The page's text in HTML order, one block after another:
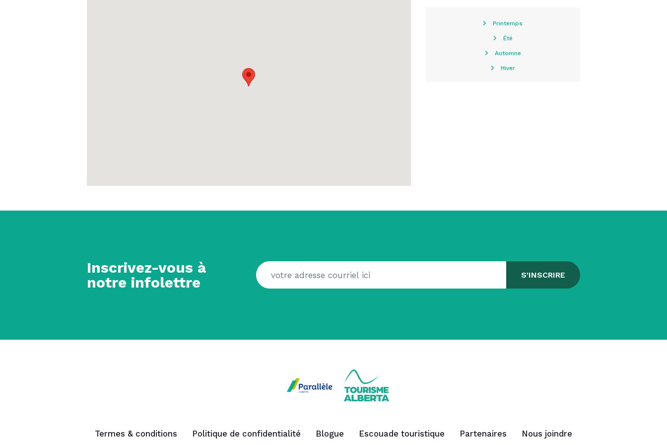
Printemps
Été
Automne
Hiver
Inscrivez-vous à
notre infolettre
Termes & conditions Politique de confidentialité Blogue Escouade touristique Partenaires Nous joindre